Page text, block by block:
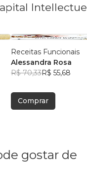
Receitas Funcionais
Alessandra Rosa
R$ 70,33R$ 55,68
Comprar
gostar de